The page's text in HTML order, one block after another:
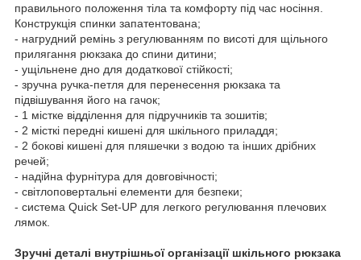
правильного положення тіла та комфорту під час носіння.
Конструкція спинки запатентована;
- нагрудний ремінь з регулюванням по висоті для щільного
прилягання рюкзака до спини дитини;
- ущільнене дно для додаткової стійкості;
- зручна ручка-петля для перенесення рюкзака та
підвішування його на гачок;
- 1 містке відділення для підручників та зошитів;
- 2 місткі передні кишені для шкільного приладдя;
- 2 бокові кишені для пляшечки з водою та інших дрібних
речей;
- надійна фурнітура для довговічності;
- світлоповертальні елементи для безпеки;
- система Quick Set-UP для легкого регулювання плечових
лямок.
Зручні деталі внутрішньої організації шкільного рюкзака